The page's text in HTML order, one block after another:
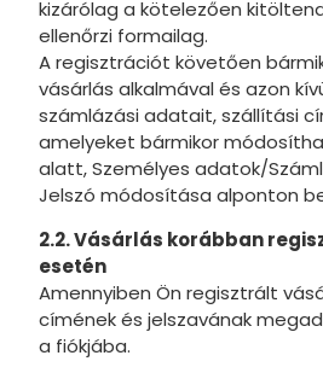
kizárólag a kötelezően
ellenőrzi formailag.
A regisztrációt követően
vásárlás alkalmával és azon
számlázási adatait, szállítási
amelyeket bármikor
alatt, Személyes adatok/
Jelszó módosítása alponton
2.2. Vásárlás korábban
esetén
Amennyiben Ön regisztrált
címének és jelszavának
a fiókjába.